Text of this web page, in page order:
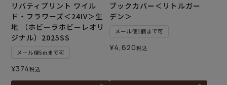
リバティプリント ワイル
ド・フラワーズ＜24IV＞生
地 （ホビーラホビーレオリ
ジナル）2025SS
メール便5mまで可
¥374税込
ブックカバー＜リトルガー
デン＞
メール便1個まで可
¥4,620税込